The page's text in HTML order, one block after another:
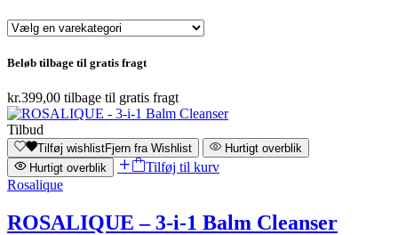
Beløb tilbage til gratis fragt
kr.399,00 tilbage til gratis fragt
Tilbud
Tilføj wishlistFjern fra Wishlist
Hurtigt overblik
Hurtigt overblik
Tilføj til kurv
Rosalique
ROSALIQUE – 3-i-1 Balm Cleanser